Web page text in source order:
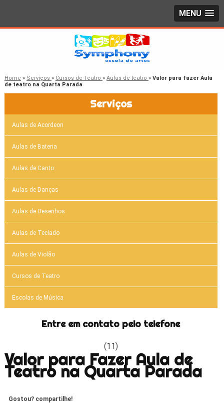
MENU
Home » Serviços » Cursos de Teatro » Aulas de teatro » Valor para fazer Aula
de teatro na Quarta Parada
Serviços
Aulas de Acordeon
Aulas de Bateria
Aulas de Canto
Aulas de Danças
Aulas de Desenhos
Aulas de Teclado
Aulas de Violão
Cursos de Teatro
Escolas de Música
Entre em contato pelo telefone
(11)
Valor para Fazer Aula de
Teatro na Quarta Parada
Gostou? compartilhe!